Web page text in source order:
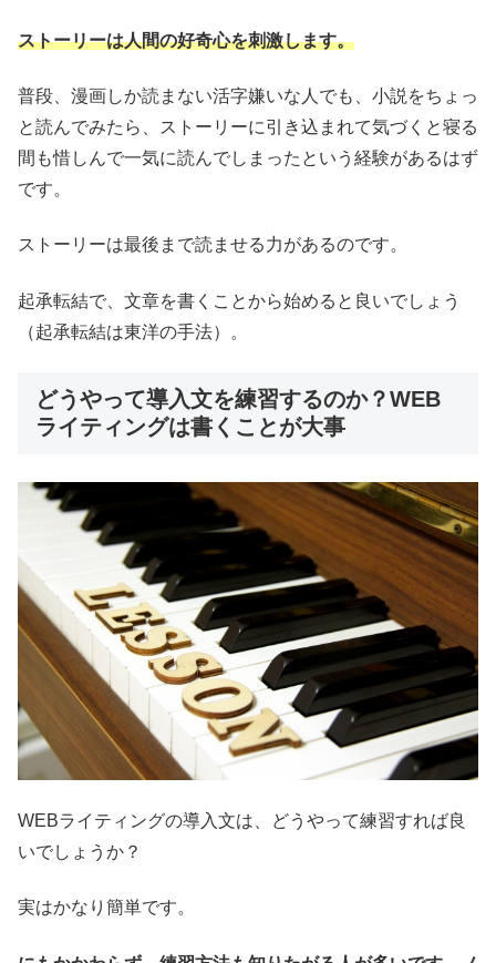
ストーリーは人間の好奇心を刺激します。
普段、漫画しか読まない活字嫌いな人でも、小説をちょっ
と読んでみたら、ストーリーに引き込まれて気づくと寝る
間も惜しんで一気に読んでしまったという経験があるはず
です。
ストーリーは最後まで読ませる力があるのです。
起承転結で、文章を書くことから始めると良いでしょう
（起承転結は東洋の手法）。
どうやって導入文を練習するのか？WEB
ライティングは書くことが大事
WEBライティングの導入文は、どうやって練習すれば良
いでしょうか？
実はかなり簡単です。